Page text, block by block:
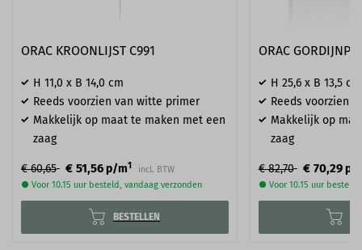
ORAC KROONLIJST C991
H 11,0 x B 14,0 cm
Reeds voorzien van witte primer
Makkelijk op maat te maken met een
zaag
€ 60,65 € 51,56p/m1
incl. BTW
● Voor 10.15 uur besteld, vandaag verzonden
BESTELLEN
ORAC
H 25,6 x B 13,5 cm
Reeds voorzien
Makkelijk op
zaag
€ 82,70 € 70,29p/
● Voor 10.15 uur